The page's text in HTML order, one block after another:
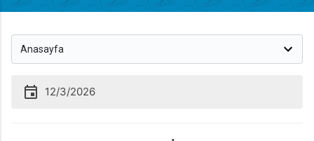
12/3/2026